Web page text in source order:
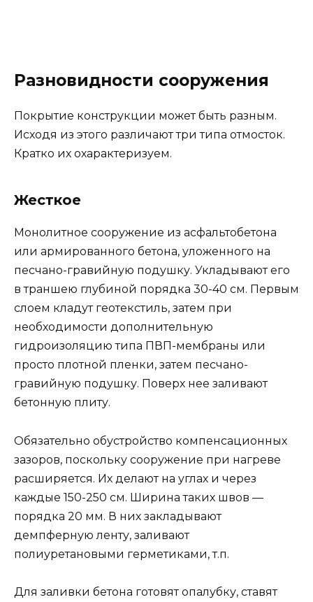
Разновидности сооружения
Покрытие конструкции может быть разным.
Исходя из этого различают три типа отмосток.
Кратко их охарактеризуем.
Жесткое
Монолитное сооружение из асфальтобетона
или армированного бетона, уложенного на
песчано-гравийную подушку. Укладывают его
в траншею глубиной порядка 30-40 см. Первым
слоем кладут геотекстиль, затем при
необходимости дополнительную
гидроизоляцию типа ПВП-мембраны или
просто плотной пленки, затем песчано-
гравийную подушку. Поверх нее заливают
бетонную плиту.
Обязательно обустройство компенсационных
зазоров, поскольку сооружение при нагреве
расширяется. Их делают на углах и через
каждые 150-250 см. Ширина таких швов —
порядка 20 мм. В них закладывают
демпферную ленту, заливают
полиуретановыми герметиками, т.п.
Для заливки бетона готовят опалубку, ставят